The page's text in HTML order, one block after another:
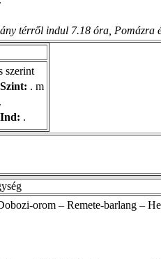
térről indul 7.18 óra, Pomázra
szerint
Szint: . m
.
Ind: .
orom – Remete-barlang –